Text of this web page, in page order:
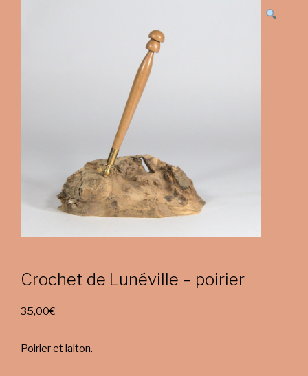
Crochet de Lunéville – poirier
35,00€
Poirier et laiton.